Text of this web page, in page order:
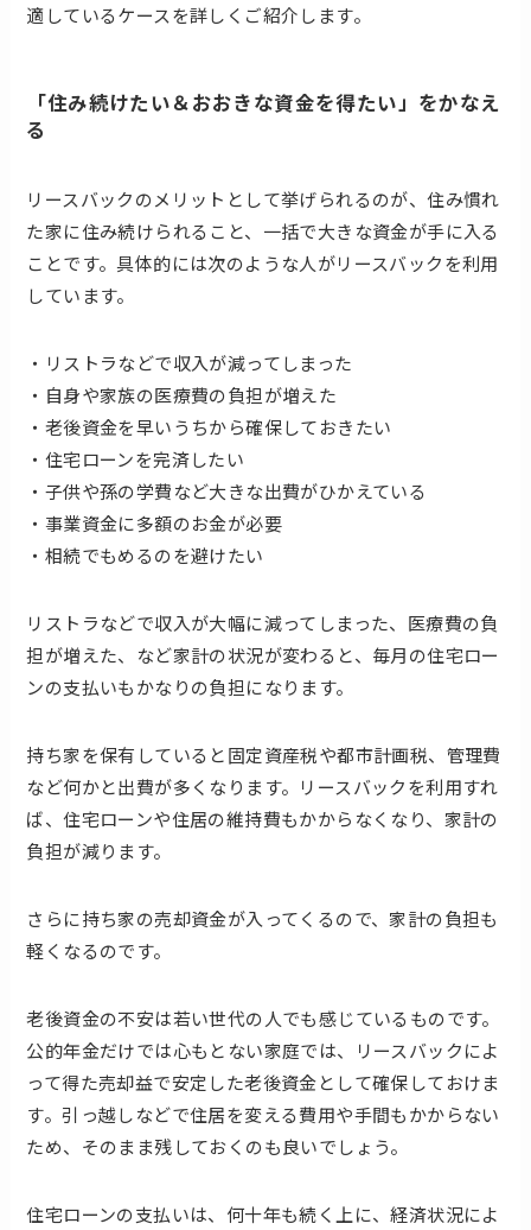
適しているケースを詳しくご紹介します。
「住み続けたい＆おおきな資金を得たい」をかなえ
る
リースバックのメリットとして挙げられるのが、住み慣れ
た家に住み続けられること、一括で大きな資金が手に入る
ことです。具体的には次のような人がリースバックを利用
しています。
・リストラなどで収入が減ってしまった
・自身や家族の医療費の負担が増えた
・老後資金を早いうちから確保しておきたい
・住宅ローンを完済したい
・子供や孫の学費など大きな出費がひかえている
・事業資金に多額のお金が必要
・相続でもめるのを避けたい
リストラなどで収入が大幅に減ってしまった、医療費の負
担が増えた、など家計の状況が変わると、毎月の住宅ロー
ンの支払いもかなりの負担になります。
持ち家を保有していると固定資産税や都市計画税、管理費
など何かと出費が多くなります。リースバックを利用すれ
ば、住宅ローンや住居の維持費もかからなくなり、家計の
負担が減ります。
さらに持ち家の売却資金が入ってくるので、家計の負担も
軽くなるのです。
老後資金の不安は若い世代の人でも感じているものです。
公的年金だけでは心もとない家庭では、リースバックによ
って得た売却益で安定した老後資金として確保しておけま
す。引っ越しなどで住居を変える費用や手間もかからない
ため、そのまま残しておくのも良いでしょう。
住宅ローンの支払いは、何十年も続く上に、経済状況によ